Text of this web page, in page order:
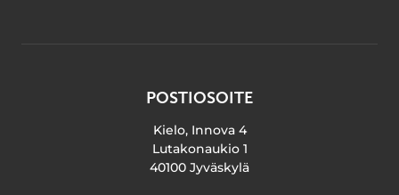
POSTIOSOITE
Kielo, Innova 4
Lutakonaukio 1
40100 Jyväskylä